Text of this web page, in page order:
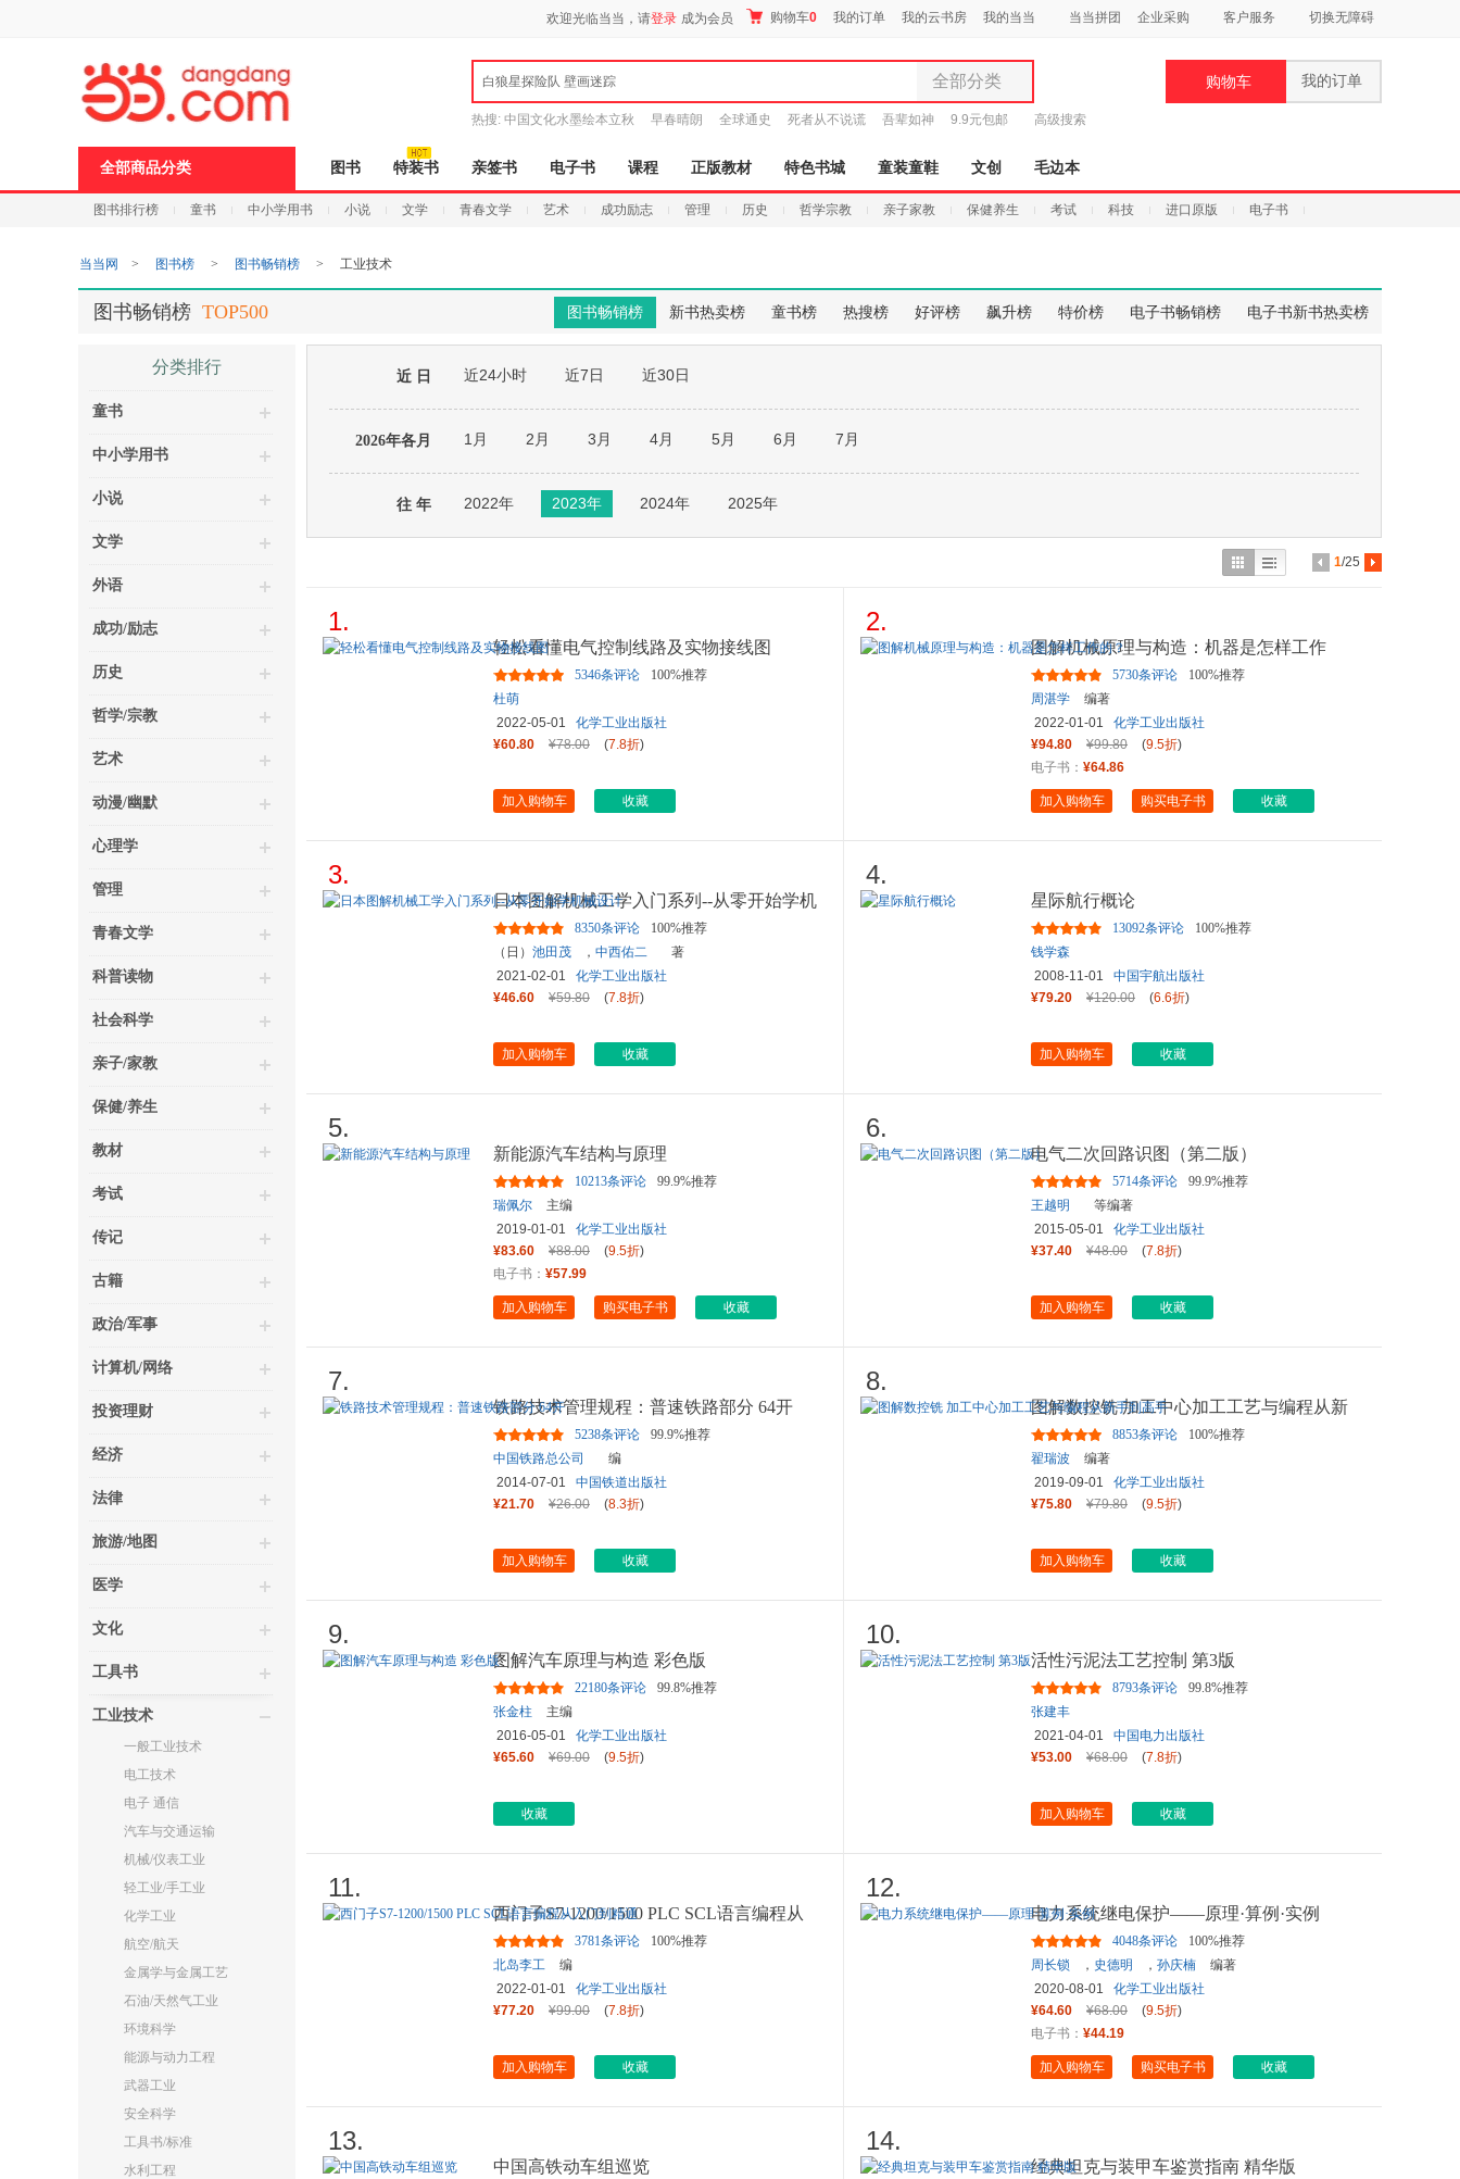
欢迎光临当当，请登录 成为会员 购物车0 我的订单 我的云书房 我的当当 当当拼团 企业采购 客户服务 切换无障碍
白狼星探险队 壁画迷踪 全部分类
全部分类
图书
电子书
音像
玩具
孕婴服饰
热搜: 中国文化水墨绘本立秋 早春晴朗 全球通史 死者从不说谎 吾辈如神 9.9元包邮 高级搜索
购物车 我的订单
全部商品分类 图书 特装书 亲签书 电子书 课程 正版教材 特色书城 童装童鞋 文创 毛边本
图书排行榜 童书 中小学用书 小说 文学 青春文学 艺术 成功励志 管理 历史 哲学宗教 亲子家教 保健养生 考试 科技 进口原版 电子书
页
当当网 > 图书榜 > 图书畅销榜 > 工业技术
图书畅销榜 新书热卖榜 童书榜 热搜榜 好评榜 飙升榜 特价榜 电子书畅销榜 电子书新书热卖榜
图书畅销榜 TOP500
分类排行
童书
中小学用书
小说
文学
外语
成功/励志
历史
哲学/宗教
艺术
动漫/幽默
心理学
管理
青春文学
科普读物
社会科学
亲子/家教
保健/养生
教材
考试
传记
古籍
政治/军事
计算机/网络
投资理财
经济
法律
旅游/地图
医学
文化
工具书
工业技术
一般工业技术
电工技术
电子 通信
汽车与交通运输
机械/仪表工业
轻工业/手工业
化学工业
航空/航天
金属学与金属工艺
石油/天然气工业
环境科学
能源与动力工程
武器工业
安全科学
工具书/标准
水利工程
近 日 近24小时 近7日 近30日
2026年各月 1月 2月 3月 4月 5月 6月 7月
往 年 2022年 2023年 2024年 2025年
1/25
1.
轻松看懂电气控制线路及实物接线图
5346条评论
100%推荐
杜萌
2022-05-01
化学工业出版社
¥60.80
¥78.00 (7.8折)
加入购物车 收藏
2.
图解机械原理与构造：机器是怎样工作
的？
5730条评论
100%推荐
周湛学
编著
2022-01-01
化学工业出版社
¥94.80
¥99.80 (9.5折)
电子书： ¥64.86
加入购物车 购买电子书 收藏
3.
日本图解机械工学入门系列--从零开始学机
械设计
8350条评论
100%推荐
（日） 池田茂 ， 中西佑二
著
2021-02-01
化学工业出版社
¥46.60
¥59.80 (7.8折)
加入购物车 收藏
4.
星际航行概论
13092条评论
100%推荐
钱学森
2008-11-01
中国宇航出版社
¥79.20
¥120.00 (6.6折)
加入购物车 收藏
5.
新能源汽车结构与原理
10213条评论
99.9%推荐
瑞佩尔
主编
2019-01-01
化学工业出版社
¥83.60
¥88.00 (9.5折)
电子书： ¥57.99
加入购物车 购买电子书 收藏
6.
电气二次回路识图（第二版）
5714条评论
99.9%推荐
王越明
等编著
2015-05-01
化学工业出版社
¥37.40
¥48.00 (7.8折)
加入购物车 收藏
7.
铁路技术管理规程：普速铁路部分 64开
5238条评论
99.9%推荐
中国铁路总公司
编
2014-07-01
中国铁道出版社
¥21.70
¥26.00 (8.3折)
加入购物车 收藏
8.
图解数控铣 加工中心加工工艺与编程从新
手到高手
8853条评论
100%推荐
翟瑞波
编著
2019-09-01
化学工业出版社
¥75.80
¥79.80 (9.5折)
加入购物车 收藏
9.
图解汽车原理与构造 彩色版
22180条评论
99.8%推荐
张金柱
主编
2016-05-01
化学工业出版社
¥65.60
¥69.00 (9.5折)
收藏
10.
活性污泥法工艺控制 第3版
8793条评论
99.8%推荐
张建丰
2021-04-01
中国电力出版社
¥53.00
¥68.00 (7.8折)
加入购物车 收藏
11.
西门子S7-1200/1500 PLC SCL语言编程从
入门到精通3781条评论
100%推荐
北岛李工
编
2022-01-01
化学工业出版社
¥77.20
¥99.00 (7.8折)
加入购物车 收藏
12.
电力系统继电保护——原理·算例·实例
4048条评论
100%推荐
周长锁
， 史德明 ， 孙庆楠
编著
2020-08-01
化学工业出版社
¥64.60
¥68.00 (9.5折)
电子书： ¥44.19
加入购物车 购买电子书 收藏
13.
中国高铁动车组巡览
14.
经典坦克与装甲车鉴赏指南 精华版